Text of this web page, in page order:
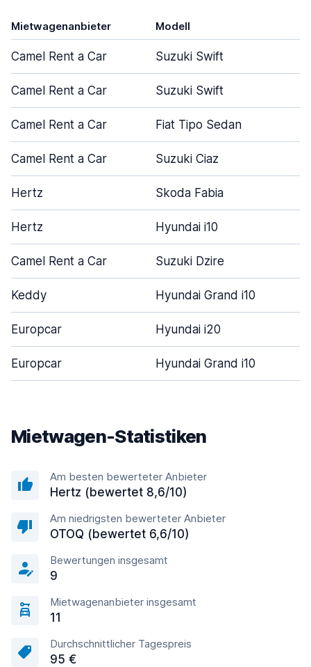
Mietwagenanbieter Modell
Camel Rent a Car Suzuki Swift
Camel Rent a Car Suzuki Swift
Camel Rent a Car Fiat Tipo Sedan
Camel Rent a Car Suzuki Ciaz
Hertz Skoda Fabia
Hertz Hyundai i10
Camel Rent a Car Suzuki Dzire
Keddy Hyundai Grand i10
Europcar Hyundai i20
Europcar Hyundai Grand i10
Mietwagen-Statistiken
Am besten bewerteter Anbieter
Hertz (bewertet 8,6/10)
Am niedrigsten bewerteter Anbieter
OTOQ (bewertet 6,6/10)
Bewertungen insgesamt
9
Mietwagenanbieter insgesamt
11
Durchschnittlicher Tagespreis
95 €